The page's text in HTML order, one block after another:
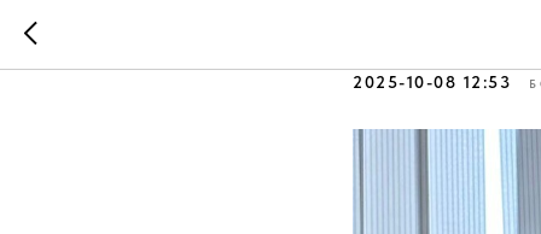
Всё.
2025-10-08 12:53